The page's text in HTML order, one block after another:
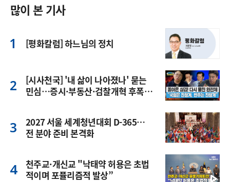
많이 본 기사
[평화칼럼] 하느님의 정치
[시사천국] '내 삶이 나아졌나' 묻는
민심…증시·부동산·검찰개혁 후폭
2027 서울 세계청년대회 D-365…
전 분야 준비 본격화
천주교·개신교 "낙태약 허용은 초법
적이며 포퓰리즘적 발상”